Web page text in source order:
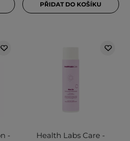
PŘIDAT DO KOŠÍKU
-
Health Labs Care -